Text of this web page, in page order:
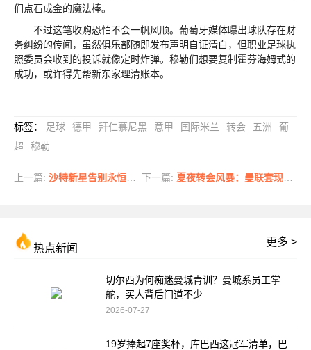
们点石成金的魔法棒。
不过这笔收购恐怕不会一帆风顺。葡萄牙媒体曝出球队存在财
务纠纷的传闻，虽然俱乐部随即发布声明自证清白，但职业足球执
照委员会收到的投诉就像定时炸弹。穆勒们想要复制霍芬海姆式的
成功，或许得先帮新东家理清账本。
标签： 足球 德甲 拜仁慕尼黑 意甲 国际米兰 转会 五洲
葡
超
穆勒
上一篇: 沙特新星告别永恒之城 阿卜杜勒哈米德正式加盟朗斯 下一篇: 夏夜转会风暴：曼联套现4400万，红军迎新帅，苏神或闯荡土耳其
热点新闻
更多 >
切尔西为何痴迷曼城青训？曼城系员工掌
舵，买人背后门道不少
2026-07-27
19岁捧起7座奖杯，库巴西这冠军清单，巴